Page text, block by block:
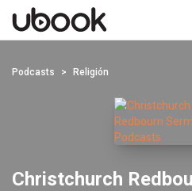
Podcasts Religión
Christchurch